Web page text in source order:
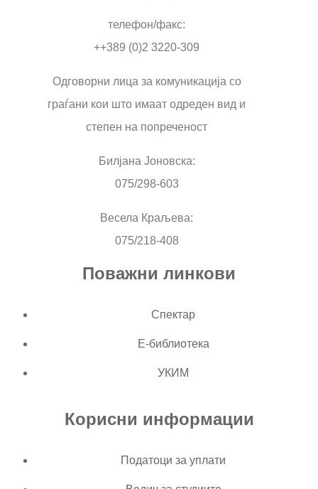
телефон/факс:
++389 (0)2 3220-309
Одговорни лица за комуникација со
граѓани кои што имаат одреден вид и
степен на попреченост
Билјана Јоновска:
075/298-603
Весела Краљева:
075/218-408
Поважни линкови
Спектар
Е-библиотека
УКИМ
Корисни информации
Податоци за уплати